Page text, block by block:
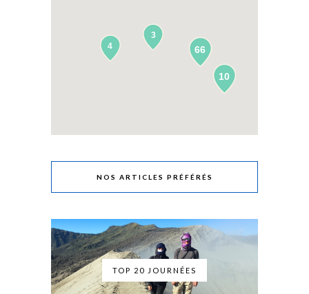
3
10
66
4
NOS ARTICLES PRÉFÉRÉS
TOP 20 JOURNÉES